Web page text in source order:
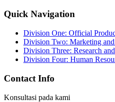
Quick Navigation
Division One: Official
Division Two: Marketing
Division Three: Research
Division Four: Human
Contact Info
Konsultasi pada kami